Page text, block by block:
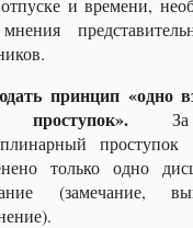
и времени,
принцип «одно
проступок». За
только одно
(замечание,